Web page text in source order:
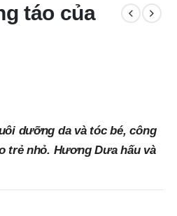
táo của
dưỡng da và tóc bé, công
trẻ nhỏ. Hương Dưa hấu và